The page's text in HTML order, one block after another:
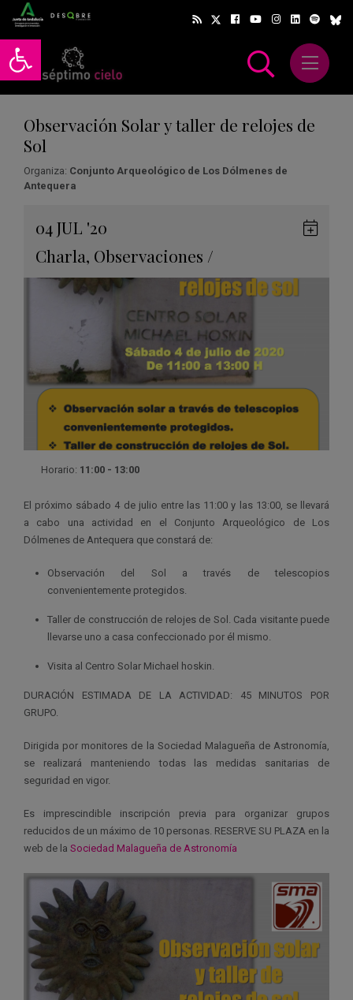
Abrir barra de herramientas
Abrir
Observación Solar y taller de relojes de
Sol
Organiza: Conjunto Arqueológico de Los Dólmenes de
Antequera
04JUL '20
Charla, Observaciones /
Horario: 11:00 - 13:00
El próximo sábado 4 de julio entre las 11:00 y las 13:00, se llevará
a cabo una actividad en el Conjunto Arqueológico de Los
Dólmenes de Antequera que constará de:
Observación del Sol a través de telescopios
convenientemente protegidos.
Taller de construcción de relojes de Sol. Cada visitante puede
llevarse uno a casa confeccionado por él mismo.
Visita al Centro Solar Michael hoskin.
DURACIÓN ESTIMADA DE LA ACTIVIDAD: 45 MINUTOS POR
GRUPO.
Dirigida por monitores de la Sociedad Malagueña de Astronomía,
se realizará manteniendo todas las medidas sanitarias de
seguridad en vigor.
Es imprescindible inscripción previa para organizar grupos
reducidos de un máximo de 10 personas. RESERVE SU PLAZA en la
web de la Sociedad Malagueña de Astronomía